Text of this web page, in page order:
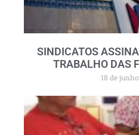
SINDICATOS
TRABALHO DAS
18 de